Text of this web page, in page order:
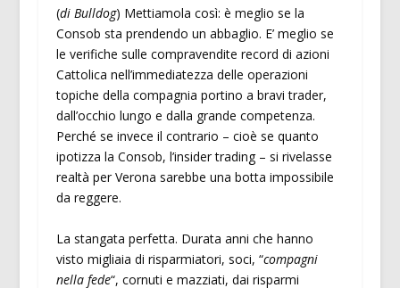
(di Bulldog) Mettiamola così: è meglio se la
Consob sta prendendo un abbaglio. E’ meglio se
le verifiche sulle compravendite record di azioni
Cattolica nell’immediatezza delle operazioni
topiche della compagnia portino a bravi trader,
dall’occhio lungo e dalla grande competenza.
Perché se invece il contrario – cioè se quanto
ipotizza la Consob, l’insider trading – si rivelasse
realtà per Verona sarebbe una botta impossibile
da reggere.
La stangata perfetta. Durata anni che hanno
visto migliaia di risparmiatori, soci, “compagni
nella fede“, cornuti e mazziati, dai risparmi